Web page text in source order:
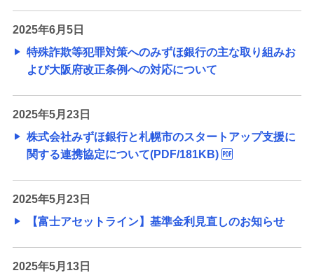
2025年6月5日
特殊詐欺等犯罪対策へのみずほ銀行の主な取り組みお
よび大阪府改正条例への対応について
2025年5月23日
株式会社みずほ銀行と札幌市のスタートアップ支援に
関する連携協定について(PDF/181KB)
2025年5月23日
【富士アセットライン】基準金利見直しのお知らせ
2025年5月13日